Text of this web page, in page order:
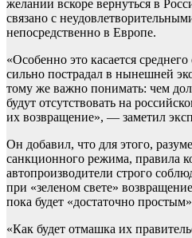
желании вскоре вернуться в
связано с
непосредственно в Европе.
«Особенно это касается
сильно пострадал в нынешней
тому же важно понимать: чем
будут отсутствовать на
их возвращение», — заметил
Он добавил, что для этого,
санкционного режима, правила
автопроизводители строго
при «зеленом свете»
пока будет «достаточно
«Как будет отмашка их